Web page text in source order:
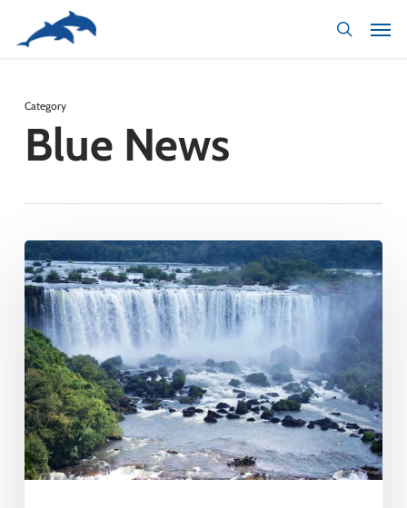
content
Category
Blue News